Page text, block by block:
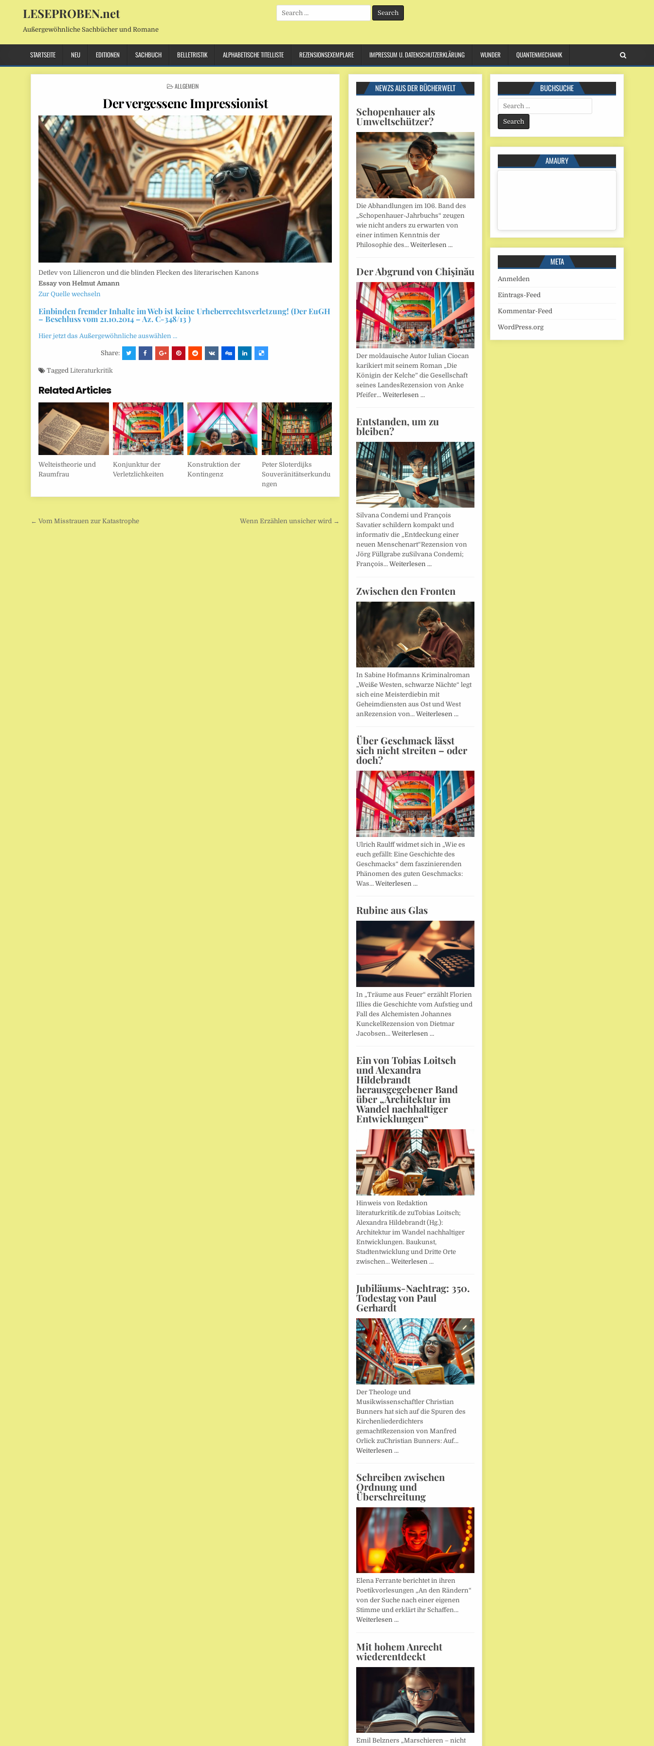
LESEPROBEN.net
Außergewöhnliche Sachbücher und Romane
Search
for:
STARTSEITE NEU EDITIONEN SACHBUCH BELLETRISTIK ALPHABETISCHE TITELLISTE REZENSIONSEXEMPLARE IMPRESSUM U. DATENSCHUTZERKLÄRUNG WUNDER QUANTENMECHANIK
POSTED
ALLGEMEIN
Der vergessene Impressionist
Detlev von Liliencron und die blinden Flecken des literarischen Kanons
Essay von Helmut Amann
Zur Quelle wechseln
Einbinden fremder Inhalte im Web ist keine Urheberrechtsverletzung! (Der EuGH
– Beschluss vom 21.10.2014 – Az. C-348/13 )
Hier jetzt das Außergewöhnliche auswählen …
Share:
TaggedLiteraturkritik
Related Articles
Welteistheorie und
Raumfrau
Konjunktur der
Verletzlichkeiten
Konstruktion der
Kontingenz
Peter Sloterdijks
Souveränitätserkundu
ngen
Beitragsnavigation
← Vom Misstrauen zur Katastrophe Wenn Erzählen unsicher wird →
NEWZS AUS DER BÜCHERWELT
Schopenhauer als
Umweltschützer?
Die Abhandlungen im 106. Band des
„Schopenhauer-Jahrbuchs“ zeugen
wie nicht anders zu erwarten von
einer intimen Kenntnis der
Philosophie des… Weiterlesen …
Der Abgrund von Chişinău
Der moldauische Autor Iulian Ciocan
karikiert mit seinem Roman „Die
Königin der Kelche” die Gesellschaft
seines LandesRezension von Anke
Pfeifer… Weiterlesen …
Entstanden, um zu
bleiben?
Silvana Condemi und François
Savatier schildern kompakt und
informativ die „Entdeckung einer
neuen Menschenart“Rezension von
Jörg Füllgrabe zuSilvana Condemi;
François… Weiterlesen …
Zwischen den Fronten
In Sabine Hofmanns Kriminalroman
„Weiße Westen, schwarze Nächte“ legt
sich eine Meisterdiebin mit
Geheimdiensten aus Ost und West
anRezension von… Weiterlesen …
Über Geschmack lässt
sich nicht streiten – oder
doch?
Ulrich Raulff widmet sich in „Wie es
euch gefällt: Eine Geschichte des
Geschmacks“ dem faszinierenden
Phänomen des guten Geschmacks:
Was… Weiterlesen …
Rubine aus Glas
In „Träume aus Feuer“ erzählt Florien
Illies die Geschichte vom Aufstieg und
Fall des Alchemisten Johannes
KunckelRezension von Dietmar
Jacobsen… Weiterlesen …
Ein von Tobias Loitsch
und Alexandra
Hildebrandt
herausgegebener Band
über „Architektur im
Wandel nachhaltiger
Entwicklungen“
Hinweis von Redaktion
literaturkritik.de zuTobias Loitsch;
Alexandra Hildebrandt (Hg.):
Architektur im Wandel nachhaltiger
Entwicklungen. Baukunst,
Stadtentwicklung und Dritte Orte
zwischen… Weiterlesen …
Jubiläums-Nachtrag: 350.
Todestag von Paul
Gerhardt
Der Theologe und
Musikwissenschaftler Christian
Bunners hat sich auf die Spuren des
Kirchenliederdichters
gemachtRezension von Manfred
Orlick zuChristian Bunners: Auf…
Weiterlesen …
Schreiben zwischen
Ordnung und
Überschreitung
Elena Ferrante berichtet in ihren
Poetikvorlesungen „An den Rändern“
von der Suche nach einer eigenen
Stimme und erklärt ihr Schaffen…
Weiterlesen …
Mit hohem Anrecht
wiederentdeckt
Emil Belzners „Marschieren – nicht
BUCHSUCHE
Search
for:
AMAURY
META
Anmelden
Eintrags-Feed
Kommentar-Feed
WordPress.org